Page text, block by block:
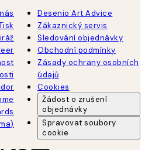
Desenio Art Advice
Zákaznický servis
Sledování objednávky
Obchodní podmínky
Zásady ochrany osobních
údajů
Cookies
Žádost o zrušení
objednávky
Spravovat soubory
cookie